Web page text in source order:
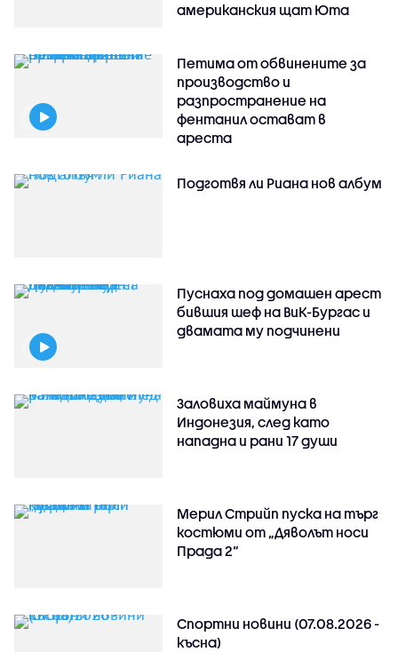
американския щат Юта
Петима от обвинените за
производство и
разпространение на
фентанил остават в
ареста
Подготвя ли Риана нов албум
Пуснаха под домашен арест
бившия шеф на ВиК-Бургас и
двамата му подчинени
Заловиха маймуна в
Индонезия, след като
нападна и рани 17 души
Мерил Стрийп пуска на търг
костюми от „Дяволът носи
Прада 2“
Спортни новини (07.08.2026 -
късна)